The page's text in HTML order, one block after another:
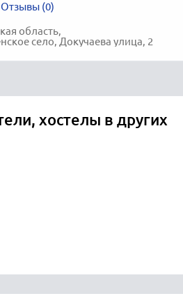
Отзывы (0)
область,
село, Докучаева улица, 2
хостелы в других